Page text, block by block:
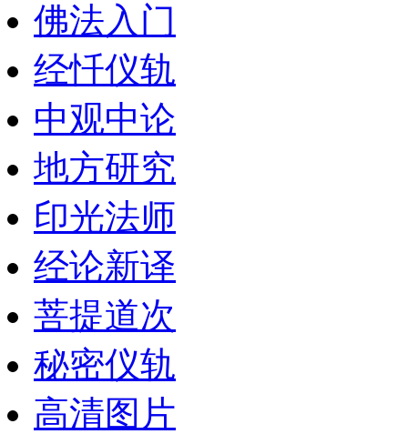
佛法入门
经忏仪轨
中观中论
地方研究
印光法师
经论新译
菩提道次
秘密仪轨
高清图片